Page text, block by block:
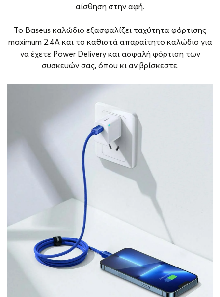
αίσθηση στην αφή.
Το Baseus καλώδιο εξασφαλίζει ταχύτητα φόρτισης
maximum 2.4A και το καθιστά απαραίτητο καλώδιο για
να έχετε Power Delivery και ασφαλή φόρτιση των
συσκευών σας, όπου κι αν βρίσκεστε.